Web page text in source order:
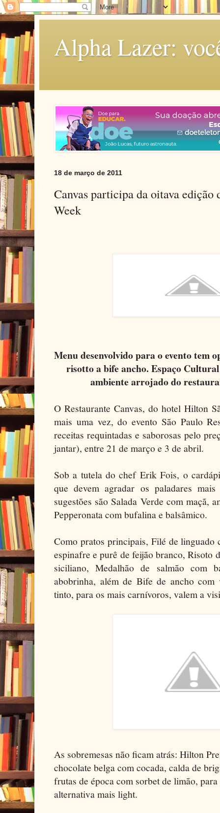
Alpha Lazer:
18 de março de 2011
Canvas participa da oitava edição
Week
Menu desenvolvido para o evento tem
risotto a bife ancho. Espaço
ambiente arrojado do
O Restaurante Canvas, do hotel Hilton
mais uma vez, do evento São Paulo
receitas requintadas e saborosas pelo
jantar), entre 21 de março e 3 de abril.
Sob a tutela do chef Erik Fois, o
que devem agradar os paladares
sugestões são Salada Verde com maçã,
Pepperonata com bufalina e balsâmico.
Como pratos principais, Filé de linguado
espinafre e purê de feijão branco, Risoto
siciliano, Medalhão de salmão com
abobrinha, além de Bife de ancho com
tinto, para os mais carnívoros, valem a
As sobremesas não ficam atrás: Hilton
chocolate belga com cocada, calda de
frutas de época com sorbet de limão,
alternativa mais light.